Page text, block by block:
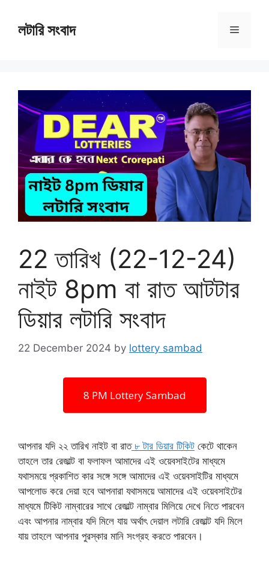
contentলটারি সংবাদ Menu
22 তারিখ (22-12-24)
নাইট 8pm বা রাত আটটার
ডিয়ার লটারি সংবাদ
22 December 2024 by lottery sambad
8 PM Lottery Sambad
আপনার যদি ২২ তারিখ নাইট বা রাত৮ টার ডিয়ার টিকিট কেটে থাকেন
তাহলে তার রেজাল্ট বা ফলাফল আমাদের এই ওয়েবসাইটের মাধ্যমে
যথাসময়ে প্রকাশিত কার সঙ্গে সঙ্গে আমাদের এই ওয়েবসাইটির মাধ্যমে
আপলোড করে দেয়া হবে আপনারা যথাসময়ে আমাদের এই ওয়েবসাইটের
মাধ্যমে টিকিট নাম্বারের সাথে রেজাল্ট নাম্বার মিলিয়ে দেখে নিতে পারবেন
এবং আপনার নাম্বার যদি মিলে যায় অর্থাৎ দেয়াল লটারি রেজাল্ট যদি মিলে
যায় তাহলে আপনার পুরস্কার মানি সংগ্রহ করতে পারবেন।